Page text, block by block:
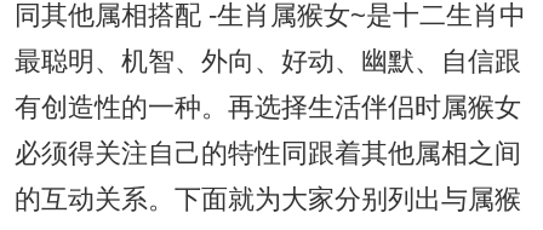
同其他属相搭配 -生肖属猴女~是十二生肖中
最聪明、机智、外向、好动、幽默、自信跟
有创造性的一种。再选择生活伴侣时属猴女
必须得关注自己的特性同跟着其他属相之间
的互动关系。下面就为大家分别列出与属猴